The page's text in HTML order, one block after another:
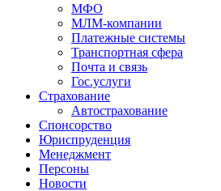
МФО
МЛМ-компании
Платежные системы
Транспортная сфера
Почта и связь
Гос.услуги
Страхование
Автострахование
Спонсорство
Юриспруденция
Менеджмент
Персоны
Новости